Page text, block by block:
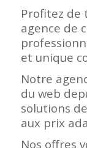
Profitez de
agence de
et unique
Notre
du web
solutions
aux prix
Nos offres